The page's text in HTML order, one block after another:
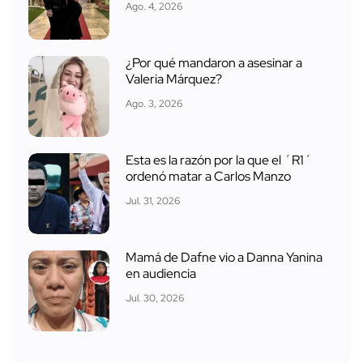
Ago. 4, 2026
¿Por qué mandaron a asesinar a
Valeria Márquez?
Ago. 3, 2026
Esta es la razón por la que el ´R1´
ordenó matar a Carlos Manzo
Jul. 31, 2026
Mamá de Dafne vio a Danna Yanina
en audiencia
Jul. 30, 2026